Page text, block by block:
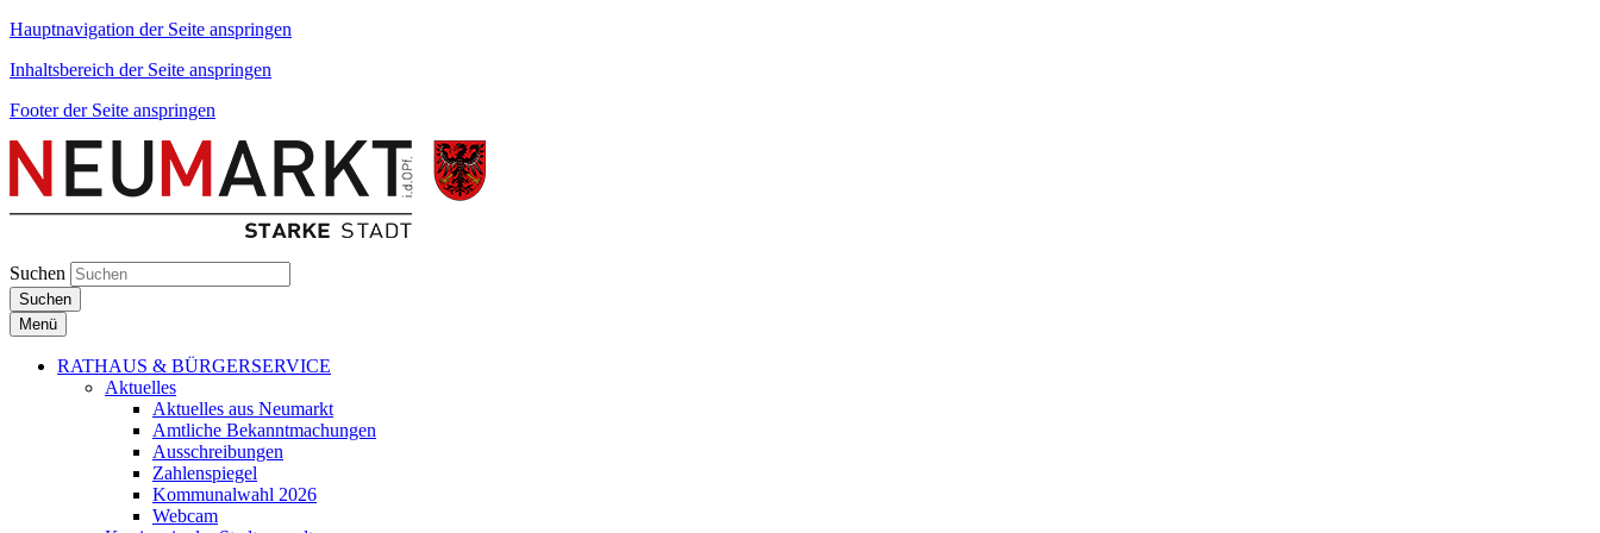
Hauptnavigation der Seite anspringen
Inhaltsbereich der Seite anspringen
Footer der Seite anspringen
Suchen
Suchen
Menü
RATHAUS & BÜRGERSERVICE
Aktuelles
Aktuelles aus Neumarkt
Amtliche Bekanntmachungen
Ausschreibungen
Zahlenspiegel
Kommunalwahl 2026
Webcam